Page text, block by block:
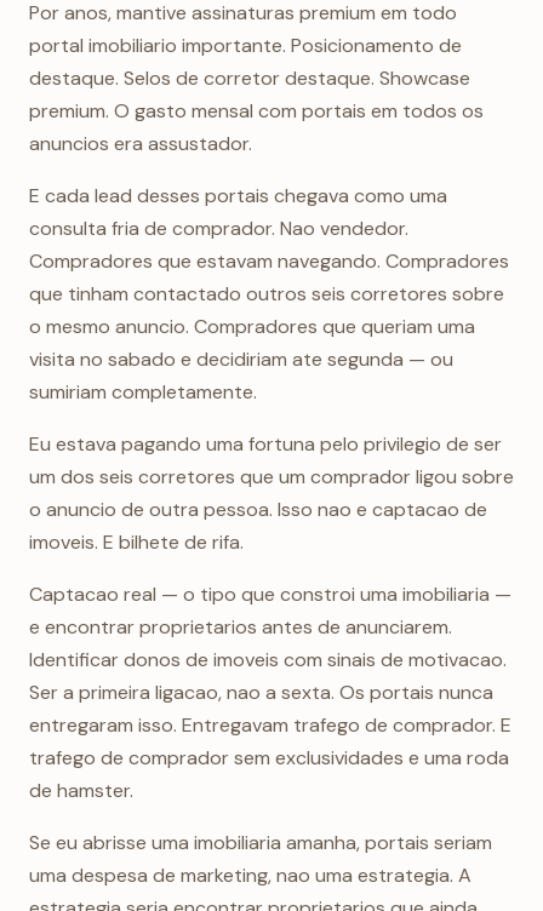
Por anos, mantive assinaturas premium em todo
portal imobiliario importante. Posicionamento de
destaque. Selos de corretor destaque. Showcase
premium. O gasto mensal com portais em todos os
anuncios era assustador.
E cada lead desses portais chegava como uma
consulta fria de comprador. Nao vendedor.
Compradores que estavam navegando. Compradores
que tinham contactado outros seis corretores sobre
o mesmo anuncio. Compradores que queriam uma
visita no sabado e decidiriam ate segunda — ou
sumiriam completamente.
Eu estava pagando uma fortuna pelo privilegio de ser
um dos seis corretores que um comprador ligou sobre
o anuncio de outra pessoa. Isso nao e captacao de
imoveis. E bilhete de rifa.
Captacao real — o tipo que constroi uma imobiliaria —
e encontrar proprietarios antes de anunciarem.
Identificar donos de imoveis com sinais de motivacao.
Ser a primeira ligacao, nao a sexta. Os portais nunca
entregaram isso. Entregavam trafego de comprador. E
trafego de comprador sem exclusividades e uma roda
de hamster.
Se eu abrisse uma imobiliaria amanha, portais seriam
uma despesa de marketing, nao uma estrategia. A